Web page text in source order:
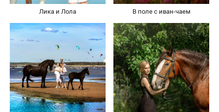
Лика и Лола В поле с иван-чаем